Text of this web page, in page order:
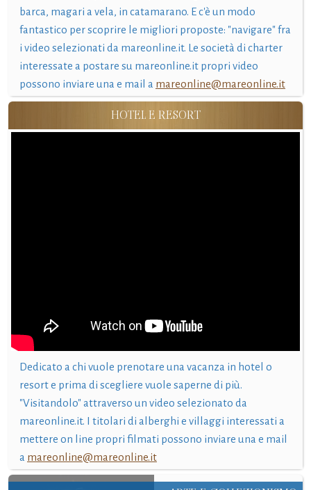
barca, magari a vela, in catamarano. E c'è un modo
fantastico per scoprire le migliori proposte: "navigare" fra
i video selezionati da mareonline.it. Le società di charter
interessate a postare su mareonline.it propri video
possono inviare una e mail a mareonline@mareonline.it
HOTEL E RESORT
Dedicato a chi vuole prenotare una vacanza in hotel o
resort e prima di scegliere vuole saperne di più.
"Visitandolo" attraverso un video selezionato da
mareonline.it. I titolari di alberghi e villaggi interessati a
mettere on line propri filmati possono inviare una e mail
a mareonline@mareonline.it